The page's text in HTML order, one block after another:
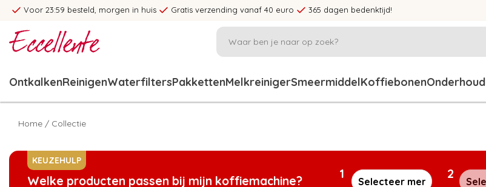
Voor 23:59 besteld, morgen in huis Gratis verzending vanaf 40 euro 365 dagen bedenktijd!
OntkalkenReinigenWaterfiltersPakkettenMelkreinigerSmeermiddelKoffiebonenOnderhoud
Home / Collectie
KEUZEHULP
Welke producten passen bij mijn koffiemachine? 1 2